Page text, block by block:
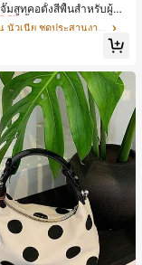
มสูทคอตั้งสีพื้นสำหรับผู้ห
ปรงสั้นชายระบายลายจุด 2
ชิ้น
น
น
ชิ้น